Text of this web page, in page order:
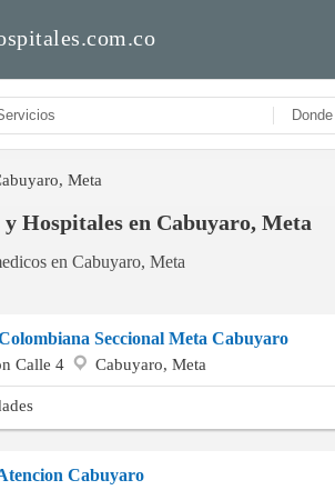
Meta
Hospitales en Cabuyaro, Meta
en Cabuyaro, Meta
Seccional Meta Cabuyaro
Calle 4
Cabuyaro, Meta
Cabuyaro